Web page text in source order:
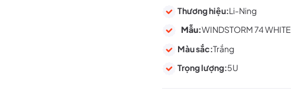
Thương hiệu:Li-Ning
Mẫu:WINDSTORM 74 WHITE
Màu sắc:Trắng
Trọng lượng:5U